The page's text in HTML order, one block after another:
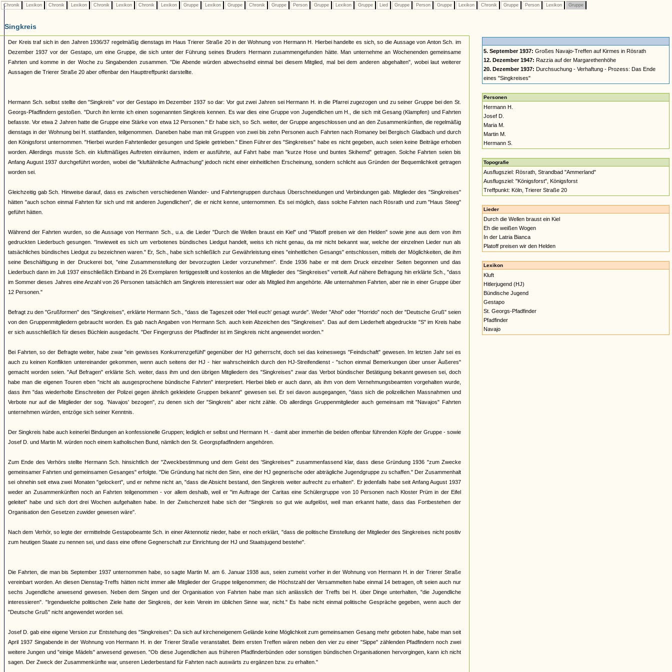
Chronik Lexikon Chronik Lexikon Chronik Lexikon Chronik Lexikon Gruppe Lexikon Gruppe Chronik Gruppe Person Gruppe Lexikon Gruppe Lied Gruppe Person Gruppe Lexikon Chronik Gruppe Person Lexikon Gruppe
Singkreis
Der Kreis traf sich in den Jahren 1936/37 regelmäßig dienstags im Haus Trierer Straße 20 in der Wohnung von Hermann H. Hierbei handelte es sich, so die Aussage von Anton Sch. im
Dezember 1937 vor der Gestapo, um eine Gruppe, die sich unter der Führung seines Bruders Hermann zusammengefunden hätte. Man unternehme an Wochenenden gemeinsame
Fahrten und komme in der Woche zu Singabenden zusammen. "Die Abende würden abwechselnd einmal bei diesem Mitglied, mal bei dem anderen abgehalten", wobei laut weiterer
Aussagen die Trierer Straße 20 aber offenbar den Haupttreffpunkt darstellte.
Hermann Sch. selbst stellte den "Singkreis" vor der Gestapo im Dezember 1937 so dar: Vor gut zwei Jahren sei Hermann H. in die Pfarrei zugezogen und zu seiner Gruppe bei den St.
Georgs-Pfadfindern gestoßen. "Durch ihn lernte ich einen sogenannten Singkreis kennen. Es war dies eine Gruppe von Jugendlichen um H., die sich mit Gesang (Klampfen) und Fahrten
befasste. Vor etwa 2 Jahren hatte die Gruppe eine Stärke von etwa 12 Personen." Er habe sich, so Sch. weiter, der Gruppe angeschlossen und an den Zusammenkünften, die regelmäßig
dienstags in der Wohnung bei H. stattfanden, teilgenommen. Daneben habe man mit Gruppen von zwei bis zehn Personen auch Fahrten nach Romaney bei Bergisch Gladbach und durch
den Königsforst unternommen. "Hierbei wurden Fahrtenlieder gesungen und Spiele getrieben." Einen Führer des "Singkreises" habe es nicht gegeben, auch seien keine Beiträge erhoben
worden. Allerdings musste Sch. ein kluftmäßiges Auftreten einräumen, indem er ausführte, auf Fahrt habe man "kurze Hose und buntes Skihemd" getragen. Solche Fahrten seien bis
Anfang August 1937 durchgeführt worden, wobei die "kluftähnliche Aufmachung" jedoch nicht einer einheitlichen Erscheinung, sondern schlicht aus Gründen der Bequemlichkeit getragen
worden sei.
Gleichzeitig gab Sch. Hinweise darauf, dass es zwischen verschiedenen Wander- und Fahrtengruppen durchaus Überschneidungen und Verbindungen gab. Mitglieder des "Singkreises"
hätten "auch schon einmal Fahrten für sich und mit anderen Jugendlichen", die er nicht kenne, unternommen. Es sei möglich, dass solche Fahrten nach Rösrath und zum "Haus Steeg"
geführt hätten.
Während der Fahrten wurden, so die Aussage von Hermann Sch., u.a. die Lieder "Durch die Wellen braust ein Kiel" und "Platoff preisen wir den Helden" sowie jene aus dem von ihm
gedruckten Liederbuch gesungen. "Inwieweit es sich um verbotenes bündisches Liedgut handelt, weiss ich nicht genau, da mir nicht bekannt war, welche der einzelnen Lieder nun als
tatsächliches bündisches Liedgut zu bezeichnen waren." Er, Sch., habe sich schließlich zur Gewährleistung eines "einheitlichen Gesangs" entschlossen, mittels der Möglichkeiten, die ihm
seine Beschäftigung in der Druckerei bot, "eine Zusammenstellung der bevorzugten Lieder vorzunehmen". Ende 1936 habe er mit dem Druck einzelner Seiten begonnen und das
Liederbuch dann im Juli 1937 einschließlich Einband in 26 Exemplaren fertiggestellt und kostenlos an die Mitglieder des "Singkreises" verteilt. Auf nähere Befragung hin erklärte Sch., "dass
im Sommer dieses Jahres eine Anzahl von 26 Personen tatsächlich am Singkreis interessiert war oder als Mitglied ihm angehörte. Alle unternahmen Fahrten, aber nie in einer Gruppe über
12 Personen."
Befragt zu den "Grußformen" des "Singkreises", erklärte Hermann Sch., "dass die Tageszeit oder 'Heil euch' gesagt wurde". Weder "Ahoi" oder "Horrido" noch der "Deutsche Gruß" seien
von den Gruppenmitgliedern gebraucht worden. Es gab nach Angaben von Hermann Sch. auch kein Abzeichen des "Singkreises". Das auf dem Liederheft abgedruckte "S" im Kreis habe
er sich ausschließlich für dieses Büchlein ausgedacht. "Der Fingergruss der Pfadfinder ist im Singkreis nicht angewendet worden."
Bei Fahrten, so der Befragte weiter, habe zwar "ein gewisses Konkurrenzgefühl" gegenüber der HJ geherrscht, doch sei das keineswegs "Feindschaft" gewesen. Im letzten Jahr sei es
auch zu keinen Konflikten untereinander gekommen, wenn auch seitens der HJ - hier wahrscheinlich durch den HJ-Streifendienst - "schon einmal Bemerkungen über unser Äußeres"
gemacht worden seien. "Auf Befragen" erklärte Sch. weiter, dass ihm und den übrigen Mitgliedern des "Singkreises" zwar das Verbot bündischer Betätigung bekannt gewesen sei, doch
habe man die eigenen Touren eben "nicht als ausgesprochene bündische Fahrten" interpretiert. Hierbei blieb er auch dann, als ihm von dem Vernehmungsbeamten vorgehalten wurde,
dass ihm "das wiederholte Einschreiten der Polizei gegen ähnlich gekleidete Gruppen bekannt" gewesen sei. Er sei davon ausgegangen, "dass sich die polizeilichen Massnahmen und
Verbote nur auf die Mitglieder der sog. 'Navajos' bezogen", zu denen sich der "Singkreis" aber nicht zähle. Ob allerdings Gruppenmitglieder auch gemeinsam mit "Navajos" Fahrten
unternehmen würden, entzöge sich seiner Kenntnis.
Der Singkreis habe auch keinerlei Bindungen an konfessionelle Gruppen; lediglich er selbst und Hermann H. - damit aber immerhin die beiden offenbar führenden Köpfe der Gruppe - sowie
Josef D. und Martin M. würden noch einem katholischen Bund, nämlich den St. Georgspfadfindern angehören.
Zum Ende des Verhörs stellte Hermann Sch. hinsichtlich der "Zweckbestimmung und dem Geist des 'Singkreises'" zusammenfassend klar, dass diese Gründung 1936 "zum Zwecke
gemeinsamer Fahrten und gemeinsamen Gesanges" erfolgte. "Die Gründung hat nicht den Sinn, eine der HJ gegnerische oder abträgliche Jugendgruppe zu schaffen." Der Zusammenhalt
sei ohnehin seit etwa zwei Monaten "gelockert", und er nehme nicht an, "dass die Absicht bestand, den Singkreis weiter aufrecht zu erhalten". Er jedenfalls habe seit Anfang August 1937
weder an Zusammenkünften noch an Fahrten teilgenommen - vor allem deshalb, weil er "im Auftrage der Caritas eine Schülergruppe von 10 Personen nach Kloster Prüm in der Eifel
geleitet" habe und sich dort drei Wochen aufgehalten habe. In der Zwischenzeit habe sich der "Singkreis so gut wie aufgelöst, weil man erkannt hatte, dass das Fortbestehen der
Organisation den Gesetzen zuwider gewesen wäre".
Nach dem Verhör, so legte der ermittelnde Gestapobeamte Sch. in einer Aktennotiz nieder, habe er noch erklärt, "dass die politische Einstellung der Mitglieder des Singkreises nicht positiv
zum heutigen Staate zu nennen sei, und dass eine offene Gegnerschaft zur Einrichtung der HJ und Staatsjugend bestehe".
Die Fahrten, die man bis September 1937 unternommen habe, so sagte Martin M. am 6. Januar 1938 aus, seien zumeist vorher in der Wohnung von Hermann H. in der Trierer Straße
vereinbart worden. An diesen Dienstag-Treffs hätten nicht immer alle Mitglieder der Gruppe teilgenommen; die Höchstzahl der Versammelten habe einmal 14 betragen, oft seien auch nur
sechs Jugendliche anwesend gewesen. Neben dem Singen und der Organisation von Fahrten habe man sich anlässlich der Treffs bei H. über Dinge unterhalten, "die Jugendliche
interessieren". "Irgendwelche politischen Ziele hatte der Singkreis, der kein Verein im üblichen Sinne war, nicht." Es habe nicht einmal politische Gespräche gegeben, wenn auch der
"Deutsche Gruß" nicht angewendet worden sei.
Josef D. gab eine eigene Version zur Entstehung des "Singkreises": Da sich auf kircheneigenem Gelände keine Möglichkeit zum gemeinsamen Gesang mehr geboten habe, habe man seit
April 1937 Singabende in der Wohnung von Hermann H. in der Trierer Straße veranstaltet. Beim ersten Treffen wären neben den vier zu einer "Sippe" zählenden Pfadfindern noch zwei
weitere Jungen und "einige Mädels" anwesend gewesen. "Ob diese Jugendlichen aus früheren Pfadfinderbünden oder sonstigen bündischen Organisationen hervorgingen, kann ich nicht
sagen. Der Zweck der Zusammenkünfte war, unseren Liederbestand für Fahrten nach auswärts zu ergänzen bzw. zu erhalten."
5. September 1937: Großes Navajo-Treffen auf Kirmes in Rösrath
12. Dezember 1947: Razzia auf der Margarethenhöhe
20. Dezember 1937: Durchsuchung - Verhaftung - Prozess: Das Ende
eines "Singkreises"
Personen
Hermann H.
Josef D.
Maria M.
Martin M.
Hermann S.
Topografie
Ausflugsziel: Rösrath, Strandbad "Ammerland"
Ausflugsziel: "Königsforst", Königsforst
Treffpunkt: Köln, Trierer Straße 20
Lieder
Durch die Wellen braust ein Kiel
Eh die weißen Wogen
In der Latria Bianca
Platoff preisen wir den Helden
Lexikon
Kluft
Hitlerjugend (HJ)
Bündische Jugend
Gestapo
St. Georgs-Pfadfinder
Pfadfinder
Navajo